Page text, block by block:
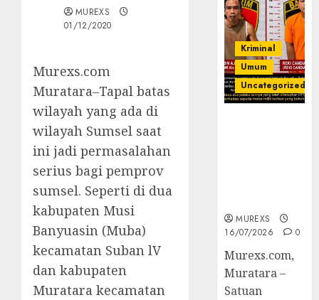
MUREXS
01/12/2020
Murexs.com
Muratara–Tapal batas
wilayah yang ada di
wilayah Sumsel saat
ini jadi permasalahan
serius bagi pemprov
sumsel. Seperti di dua
kabupaten Musi
Banyuasin (Muba)
kecamatan Suban lV
dan kabupaten
Muratara kecamatan
Kriminal
Umum
Uncategorized
MUREXS
16/07/2026
0
Murexs.com,
Muratara –
Satuan